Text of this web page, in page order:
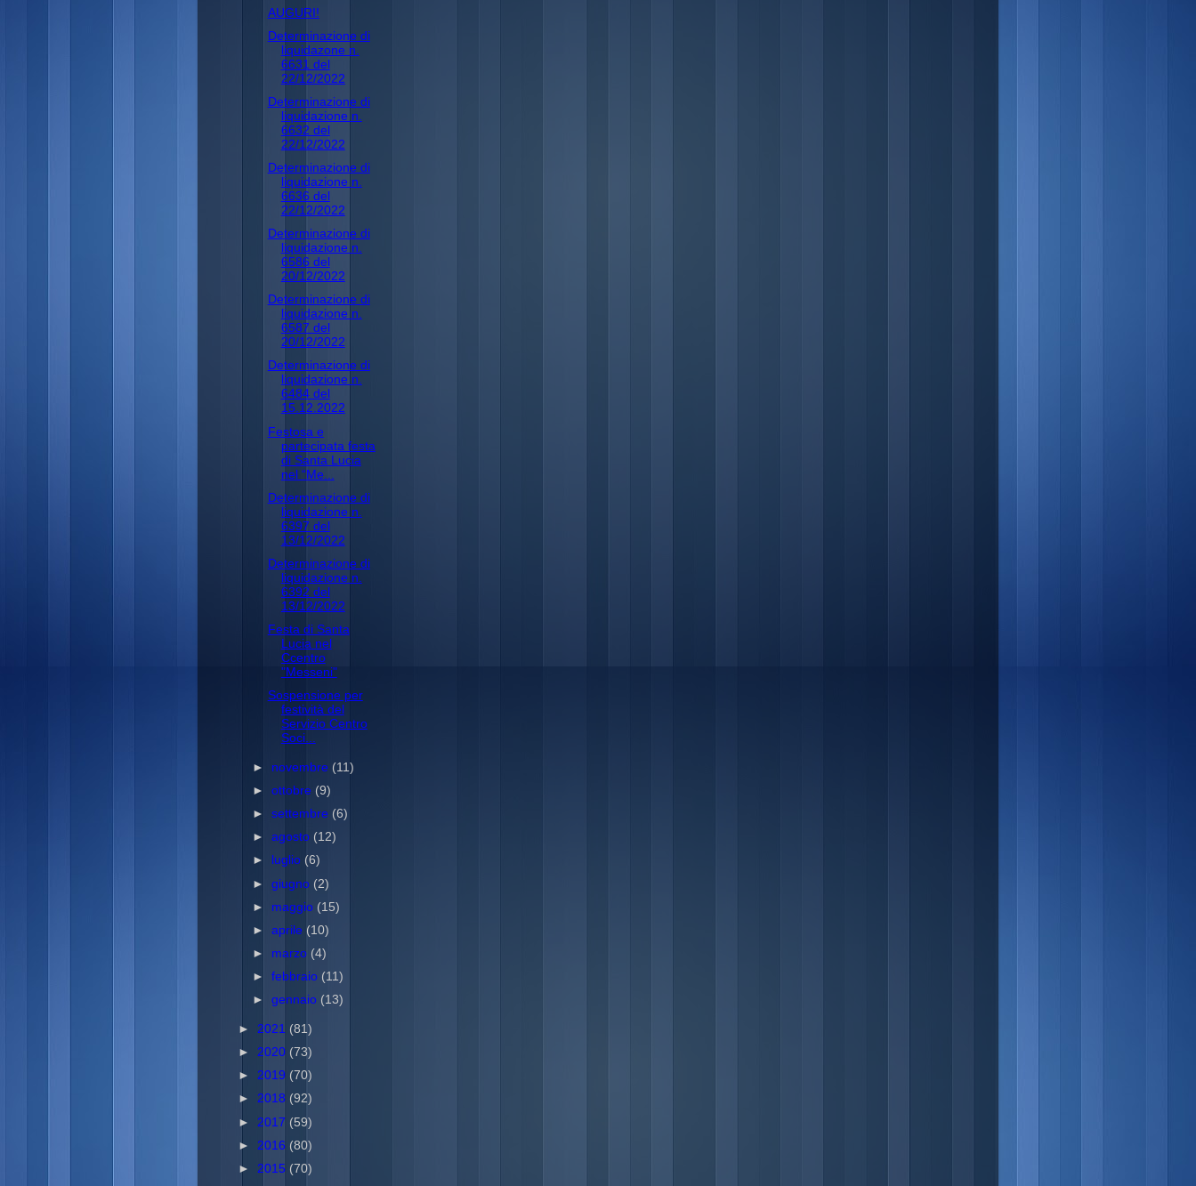
AUGURI!
Determinazione di
liquidazone n.
6631 del
22/12/2022
Determinazione di
liquidazione n.
6632 del
22/12/2022
Determinazione di
liquidazione n.
6636 del
22/12/2022
Determinazione di
liquidazione n.
6586 del
20/12/2022
Determinazione di
liquidazione n.
6587 del
20/12/2022
Determinazione di
liquidazione n.
6484 del
15.12.2022
Festosa e
partecipata festa
di Santa Lucia
nel “Me...
Determinazione di
liquidazione n.
6397 del
13/12/2022
Determinazione di
liquidazione n.
6392 del
13/12/2022
Festa di Santa
Lucia nel
Ccentro
"Messeni"
Sospensione per
festività del
Servizio Centro
Soci...
► novembre (11)
►ottobre (9)
►settembre (6)
►agosto (12)
►
luglio (6)
►giugno (2)
► maggio (15)
►aprile (10)
► marzo (4)
►febbraio (11)
►gennaio (13)
► 2021 (81)
► 2020 (73)
► 2019 (70)
► 2018 (92)
► 2017 (59)
► 2016 (80)
► 2015 (70)